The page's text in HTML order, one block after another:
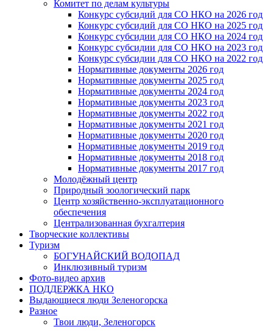
Комитет по делам культуры
Конкурс субсидий для СО НКО на 2026 год
Конкурс субсидий для СО НКО на 2025 год
Конкурс субсидии для СО НКО на 2024 год
Конкурс субсидии для СО НКО на 2023 год
Конкурс субсидии для СО НКО на 2022 год
Нормативные документы 2026 год
Нормативные документы 2025 год
Нормативные документы 2024 год
Нормативные документы 2023 год
Нормативные документы 2022 год
Нормативные документы 2021 год
Нормативные документы 2020 год
Нормативные документы 2019 год
Нормативные документы 2018 год
Нормативные документы 2017 год
Молодёжный центр
Природный зоологический парк
Центр хозяйственно-эксплуатационного
обеспечения
Централизованная бухгалтерия
Творческие коллективы
Туризм
БОГУНАЙСКИЙ ВОДОПАД
Инклюзивный туризм
Фото-видео архив
ПОДДЕРЖКА НКО
Выдающиеся люди Зеленогорска
Разное
Твои люди, Зеленогорск